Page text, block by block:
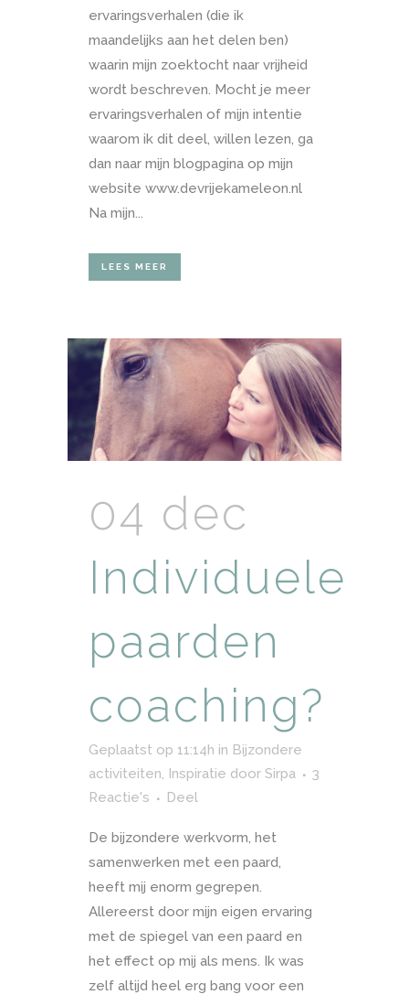
ervaringsverhalen (die ik
maandelijks aan het delen ben)
waarin mijn zoektocht naar vrijheid
wordt beschreven. Mocht je meer
ervaringsverhalen of mijn intentie
waarom ik dit deel, willen lezen, ga
dan naar mijn blogpagina op mijn
website www.devrijekameleon.nl
Na mijn...
LEES MEER
04 dec
Individuele
paarden
coaching?
Geplaatst op 11:14h in Bijzondere
activiteiten, Inspiratie door Sirpa
3
Reactie's
Deel
De bijzondere werkvorm, het
samenwerken met een paard,
heeft mij enorm gegrepen.
Allereerst door mijn eigen ervaring
met de spiegel van een paard en
het effect op mij als mens. Ik was
zelf altijd heel erg bang voor een